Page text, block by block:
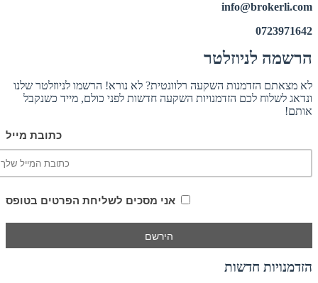
info@brokerli.com
0723971642
הרשמה לניוזלטר
לא מצאתם הזדמנות השקעה רלוונטית? לא נורא! הרשמו לניוזלטר שלנו
ונדאג לשלוח לכם הזדמנויות השקעה חדשות לפני כולם, מייד כשנקבל
אותם!
כתובת מייל
אני מסכים לשליחת הפרטים בטופס
הזדמנויות חדשות